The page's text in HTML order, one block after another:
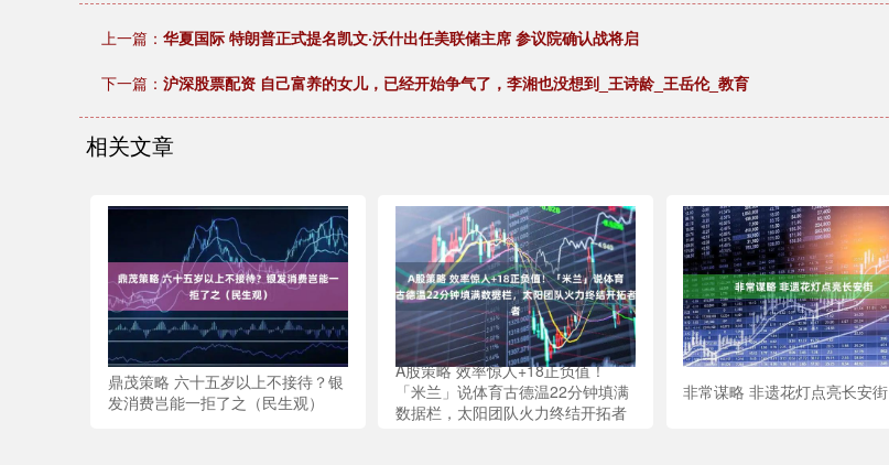
上一篇： 华夏国际 特朗普正式提名凯文·沃什出任美联储主席 参议院确认战将启
下一篇： 沪深股票配资 自己富养的女儿，已经开始争气了，李湘也没想到_王诗龄_王岳伦_教育
相关文章
鼎茂策略 六十五岁以上不接待？银
发消费岂能一拒了之（民生观）
A股策略 效率惊人+18正负值！
「米兰」说体育古德温22分钟填满
数据栏，太阳团队火力终结开拓者
非常谋略 非遗花灯点亮长安街